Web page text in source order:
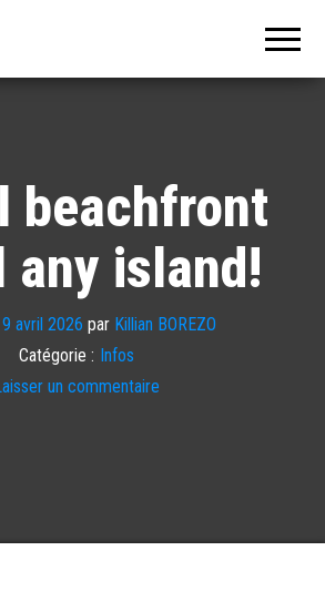
beachfront
any island!
9 avril 2026 par Killian BOREZO
Catégorie : Infos
un commentaire